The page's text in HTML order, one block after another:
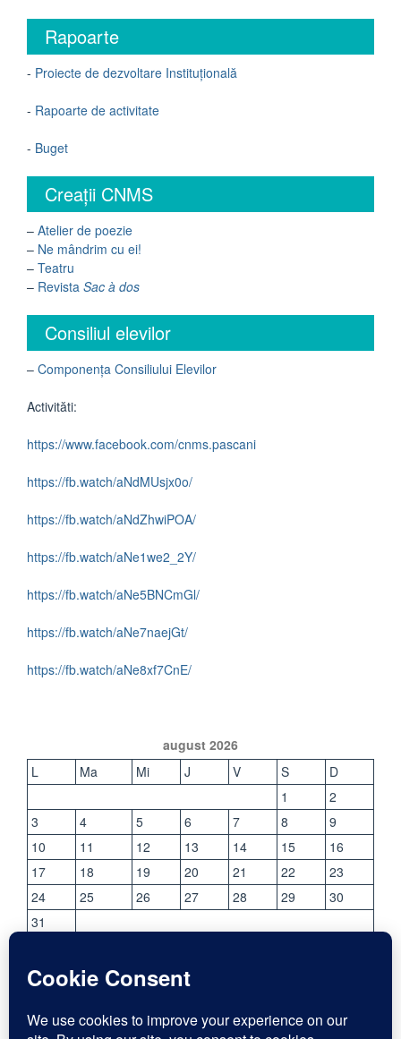
Rapoarte
- Proiecte de dezvoltare Instituțională
- Rapoarte de activitate
- Buget
Creații CNMS
– Atelier de poezie
– Ne mândrim cu ei!
– Teatru
– Revista Sac à dos
Consiliul elevilor
– Componența Consiliului Elevilor
Activităti:
https://www.facebook.com/cnms.pascani
https://fb.watch/aNdMUsjx0o/
https://fb.watch/aNdZhwiPOA/
https://fb.watch/aNe1we2_2Y/
https://fb.watch/aNe5BNCmGl/
https://fb.watch/aNe7naejGt/
https://fb.watch/aNe8xf7CnE/
august 2026
L
Ma Mi J V S
D
1
2
3
4 5 6 7 8
9
10
11 12 13 14 15
16
17
18 19 20 21 22
23
24
25 26 27 28 29
30
31
CONTACT